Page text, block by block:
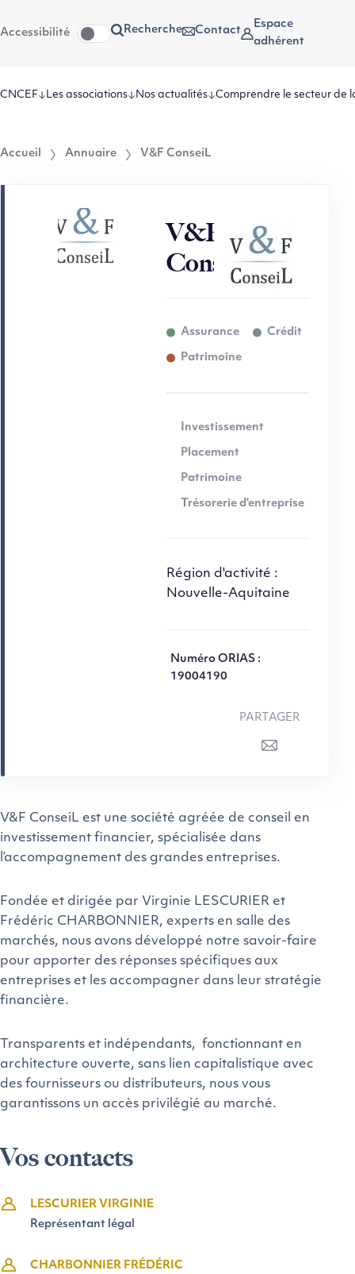
au
contenu
Accessibilité Recherche Contact
Espace
adhérent
CNCEF Les associations Nos actualités Comprendre le secteur de
Accueil Annuaire V&F ConseiL
V&F
ConseiL
Assurance Crédit
Patrimoine
Investissement
Placement
Patrimoine
Trésorerie d'entreprise
Région d'activité :
Nouvelle-Aquitaine
Numéro ORIAS :
19004190
PARTAGER
V&F ConseiL est une société agréée de conseil en
investissement financier, spécialisée dans
l’accompagnement des grandes entreprises.
Fondée et dirigée par Virginie LESCURIER et
Frédéric CHARBONNIER, experts en salle des
marchés, nous avons développé notre savoir-faire
pour apporter des réponses spécifiques aux
entreprises et les accompagner dans leur stratégie
financière.
Transparents et indépendants, fonctionnant en
architecture ouverte, sans lien capitalistique avec
des fournisseurs ou distributeurs, nous vous
garantissons un accès privilégié au marché.
Vos contacts
LESCURIER VIRGINIE
Représentant légal
CHARBONNIER FRÉDÉRIC